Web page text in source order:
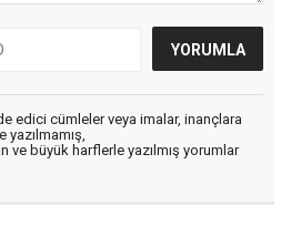
edici cümleler veya imalar, inançlara
yazılmamış,
ve büyük harflerle yazılmış yorumlar